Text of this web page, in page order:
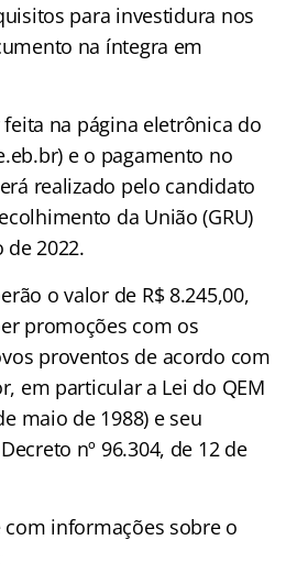
para investidura nos
na íntegra em
na página eletrônica do
e o pagamento no
realizado pelo candidato
da União (GRU)
2022.
o valor de R$ 8.245,00,
promoções com os
proventos de acordo com
em particular a Lei do QEM
maio de 1988) e seu
nº 96.304, de 12 de
com informações sobre o